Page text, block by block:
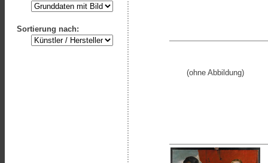
(ohne Abbildung)
Sortierung nach: